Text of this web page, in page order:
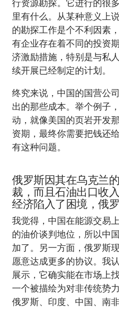
行资源勘探。它进行的很
里有什么。从某种意义上
的勘探工作是个不利因素
有企业存在着不同的投资
济激励措施，特别是与私
续开展已经制定的计划。
终究来说，中国的国营公
出的那些成本。举个例子
动，就像美国的页岩开发
资期，最终你需要把钱还
有这种问题。
俄罗斯因其在乌克兰
裁，而且石油出口收
经济陷入了困境，俄
我觉得，中国在能源交易
的油价谈判地位，所以中
加了。另一方面，俄罗斯
愿意达成更多的协议。我
展示，它确实能在市场上
一个被描绘为对非传统势
俄罗斯、印度、中国、南